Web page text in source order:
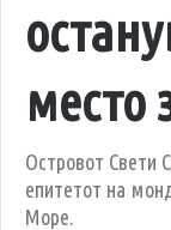
место
Островот Свети
епитетот на
Море.